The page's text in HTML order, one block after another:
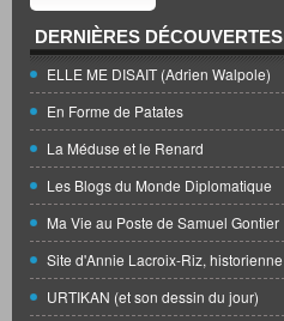
DERNIÈRES DÉCOUVERTES
ELLE ME DISAIT (Adrien Walpole)
En Forme de Patates
La Méduse et le Renard
Les Blogs du Monde Diplomatique
Ma Vie au Poste de Samuel Gontier
Site d'Annie Lacroix-Riz, historienne
URTIKAN (et son dessin du jour)